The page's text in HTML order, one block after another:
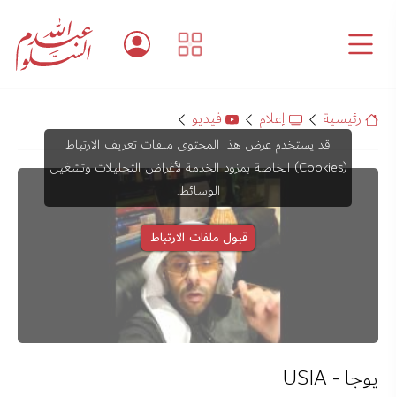
رئيسية إعلام فيديو
قد يستخدم عرض هذا المحتوى ملفات تعريف الارتباط
(Cookies) الخاصة بمزود الخدمة لأغراض التحليلات وتشغيل
الوسائط.
قبول ملفات الارتباط
يوجا - USIA